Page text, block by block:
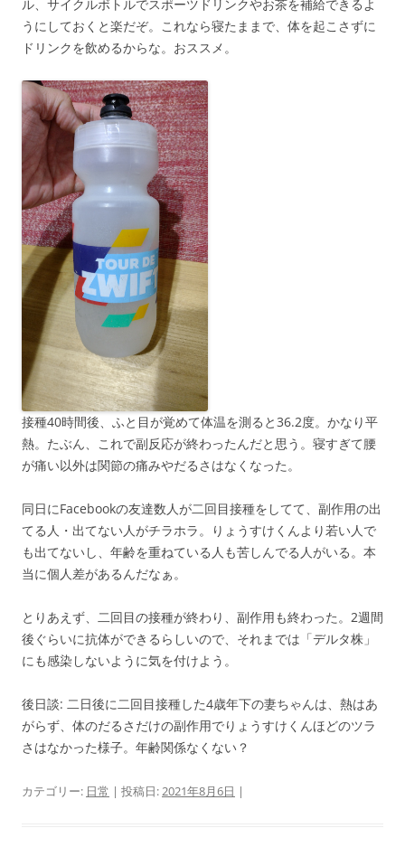
ル、サイクルボトルでスポーツドリンクやお茶を補給できるよ
うにしておくと楽だぞ。これなら寝たままで、体を起こさずに
ドリンクを飲めるからな。おススメ。
接種40時間後、ふと目が覚めて体温を測ると36.2度。かなり平
熱。たぶん、これで副反応が終わったんだと思う。寝すぎて腰
が痛い以外は関節の痛みやだるさはなくなった。
同日にFacebookの友達数人が二回目接種をしてて、副作用の出
てる人・出てない人がチラホラ。りょうすけくんより若い人で
も出てないし、年齢を重ねている人も苦しんでる人がいる。本
当に個人差があるんだなぁ。
とりあえず、二回目の接種が終わり、副作用も終わった。2週間
後ぐらいに抗体ができるらしいので、それまでは「デルタ株」
にも感染しないように気を付けよう。
後日談: 二日後に二回目接種した4歳年下の妻ちゃんは、熱はあ
がらず、体のだるさだけの副作用でりょうすけくんほどのツラ
さはなかった様子。年齢関係なくない？
カテゴリー: 日常 | 投稿日:2021年8月6日 |